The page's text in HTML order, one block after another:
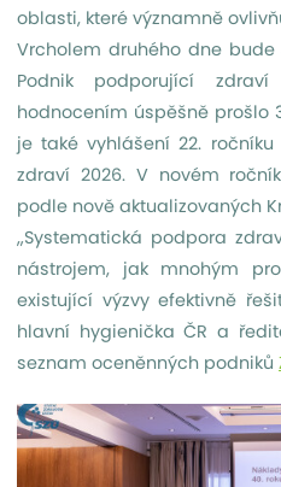
oblasti, které významně
Vrcholem druhého dne
Podnik podporující
hodnocením úspěšně prošlo
je také vyhlášení 22.
zdraví 2026. V novém
podle nově aktualizovaných
„Systematická podpora
nástrojem, jak mnohým
existující výzvy efektivně
hlavní hygienička ČR a
seznam oceněnných podniků